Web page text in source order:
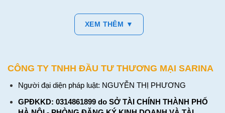
XEM THÊM ▼
CÔNG TY TNHH ĐẦU TƯ THƯƠNG MẠI SARINA
Người đại diện pháp luật: NGUYỄN THỊ PHƯƠNG
GPĐKKD: 0314861899 do SỞ TÀI CHÍNH THÀNH PHỐ